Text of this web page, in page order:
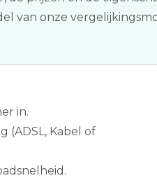
van onze
in.
(ADSL, Kabel of